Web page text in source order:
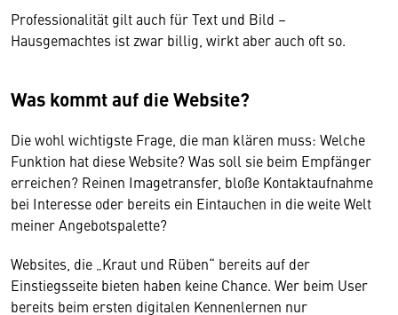
Professionalität gilt auch für Text und Bild –
Hausgemachtes ist zwar billig, wirkt aber auch oft so.
Was kommt auf die Website?
Die wohl wichtigste Frage, die man klären muss: Welche
Funktion hat diese Website? Was soll sie beim Empfänger
erreichen? Reinen Imagetransfer, bloße Kontaktaufnahme
bei Interesse oder bereits ein Eintauchen in die weite Welt
meiner Angebotspalette?
Websites, die „Kraut und Rüben“ bereits auf der
Einstiegsseite bieten haben keine Chance. Wer beim User
bereits beim ersten digitalen Kennenlernen nur